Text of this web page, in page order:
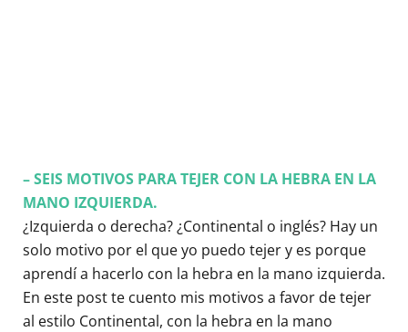
– SEIS MOTIVOS PARA TEJER CON LA HEBRA EN LA
MANO IZQUIERDA.
¿Izquierda o derecha? ¿Continental o inglés? Hay un
solo motivo por el que yo puedo tejer y es porque
aprendí a hacerlo con la hebra en la mano izquierda.
En este post te cuento mis motivos a favor de tejer
al estilo Continental, con la hebra en la mano